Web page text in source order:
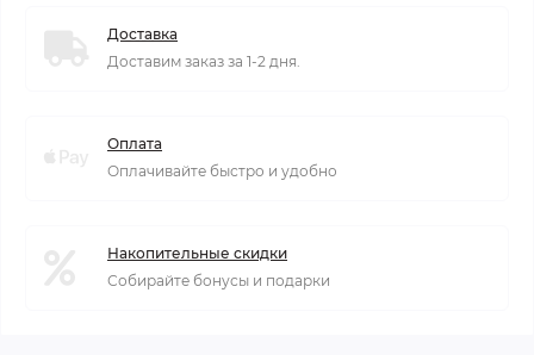
Доставка
Доставим заказ за 1-2 дня.
Оплата
Оплачивайте быстро и удобно
Накопительные скидки
Собирайте бонусы и подарки